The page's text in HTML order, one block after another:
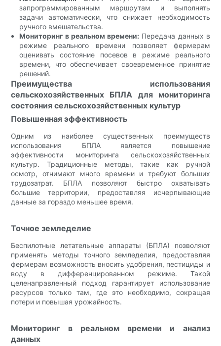
запрограммированным маршрутам и выполнять
задачи автоматически, что снижает необходимость
ручного вмешательства.
Мониторинг в реальном времени: Передача данных в
режиме реального времени позволяет фермерам
оценивать состояние посевов в режиме реального
времени, что обеспечивает своевременное принятие
решений.
Преимущества использования
сельскохозяйственных БПЛА для мониторинга
состояния сельскохозяйственных культур
Повышенная эффективность
Одним из наиболее существенных преимуществ
использования БПЛА является повышение
эффективности мониторинга сельскохозяйственных
культур. Традиционные методы, такие как ручной
осмотр, отнимают много времени и требуют больших
трудозатрат. БПЛА позволяют быстро охватывать
большие территории, предоставляя исчерпывающие
данные за гораздо меньшее время.
Точное земледелие
Беспилотные летательные аппараты (БПЛА) позволяют
применять методы точного земледелия, предоставляя
фермерам возможность вносить удобрения, пестициды и
воду в дифференцированном режиме. Такой
целенаправленный подход гарантирует использование
ресурсов только там, где это необходимо, сокращая
потери и повышая урожайность.
Мониторинг в реальном времени и анализ
данных